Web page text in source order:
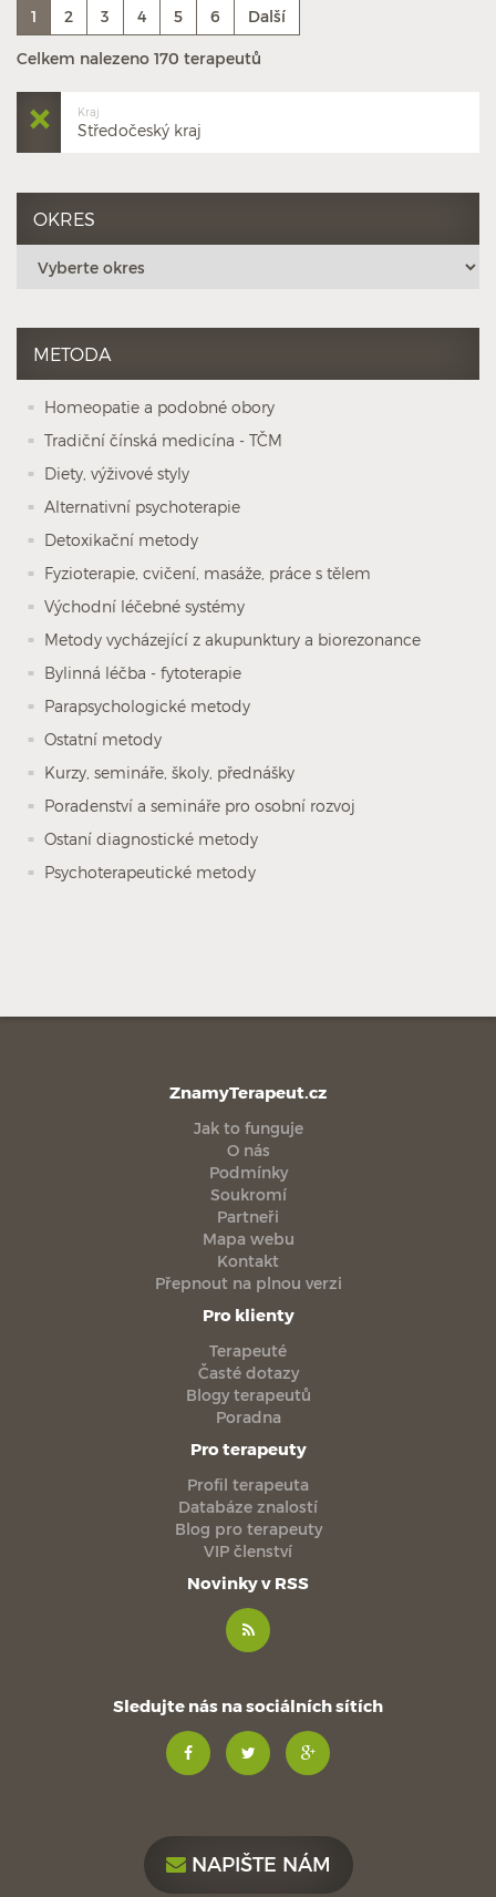
1 2 3 4 5 6 Další
Celkem nalezeno 170 terapeutů
Kraj
Středočeský kraj
OKRES
METODA
Homeopatie a podobné obory
Tradiční čínská medicína - TČM
Diety, výživové styly
Alternativní psychoterapie
Detoxikační metody
Fyzioterapie, cvičení, masáže, práce s tělem
Východní léčebné systémy
Metody vycházející z akupunktury a biorezonance
Bylinná léčba - fytoterapie
Parapsychologické metody
Ostatní metody
Kurzy, semináře, školy, přednášky
Poradenství a semináře pro osobní rozvoj
Ostaní diagnostické metody
Psychoterapeutické metody
ZnamyTerapeut.cz
Jak to funguje
O nás
Podmínky
Soukromí
Partneři
Mapa webu
Kontakt
Přepnout na plnou verzi
Pro klienty
Terapeuté
Časté dotazy
Blogy terapeutů
Poradna
Pro terapeuty
Profil terapeuta
Databáze znalostí
Blog pro terapeuty
VIP členství
Novinky v RSS
Sledujte nás na sociálních sítích
NAPIŠTE NÁM